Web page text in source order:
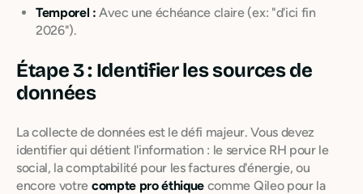
Temporel : Avec une échéance claire (ex: "d'ici fin
2026").
Étape 3 : Identifier les sources de
données
La collecte de données est le défi majeur. Vous devez
identifier qui détient l'information : le service RH pour le
social, la comptabilité pour les factures d'énergie, ou
encore votre compte pro éthique comme Qileo pour la